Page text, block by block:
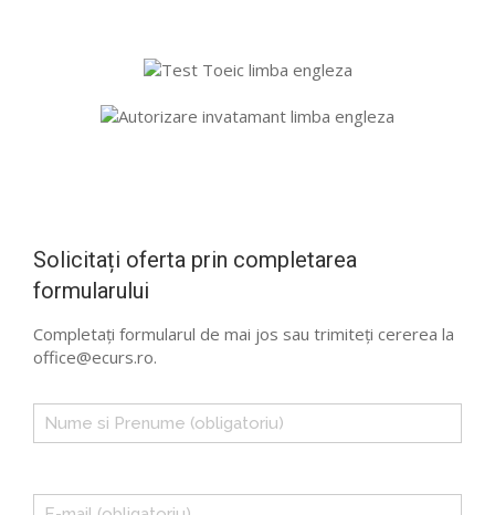
Solicitați oferta prin completarea
formularului
Completați formularul de mai jos sau trimiteți cererea la
office@ecurs.ro.